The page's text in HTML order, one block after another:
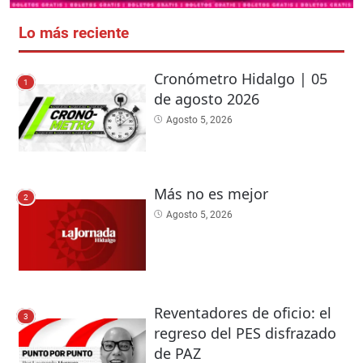
Lo más reciente
1
Cronómetro Hidalgo | 05
de agosto 2026
Agosto 5, 2026
2 Más no es mejor
Agosto 5, 2026
3
Reventadores de oficio: el
regreso del PES disfrazado
de PAZ